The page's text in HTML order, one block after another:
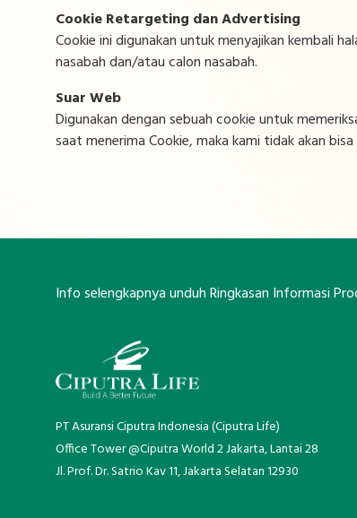
Cookie Retargeting dan Advertising
Cookie ini digunakan untuk menyajikan kembali
nasabah dan/atau calon nasabah.
Suar Web
Digunakan dengan sebuah cookie untuk
saat menerima Cookie, maka kami tidak akan
Info selengkapnya unduh Ringkasan Informasi
PT Asuransi Ciputra Indonesia (Ciputra Life)
Office Tower @Ciputra World 2 Jakarta, Lantai 28
Jl. Prof. Dr. Satrio Kav 11, Jakarta Selatan 12930